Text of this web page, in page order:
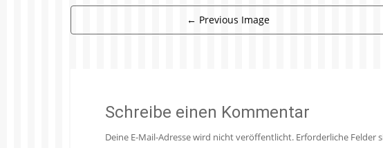
← Previous Image
Schreibe einen Kommentar
Deine E-Mail-Adresse wird nicht veröffentlicht. Erforderliche Felder